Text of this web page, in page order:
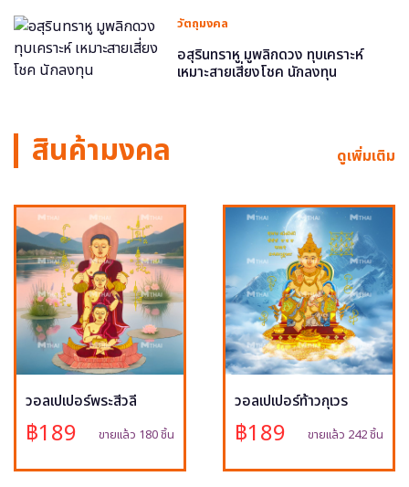
วัตถุมงคล
อสุรินทราหู มูพลิกดวง ทุบเคราะห์
เหมาะสายเสี่ยงโชค นักลงทุน
สินค้ามงคล ดูเพิ่มเติม
วอลเปเปอร์พระสีวลี
฿189 ขายแล้ว 180 ชิ้น
วอลเปเปอร์ท้าวกุเวร
฿189 ขายแล้ว 242 ชิ้น